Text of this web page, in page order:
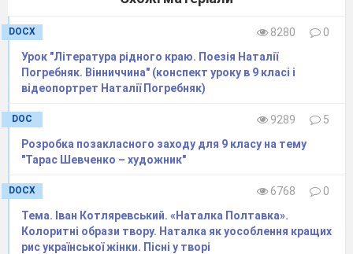
Епітет— образне означення, влучна
характеристика особи, предмета або явища,
яка підкреслює суттєву ознаку, дає ідейно-
емоційну оцінку.
Найбільш вживаніу Шевченка
словами:
Вітер
— сердитий, буйний, холодний, тихий,
святий, легкий, крилатий.
Дніпро— широкий, дужий, синій, ревучий,
DOCX 8280
0
Урок "Література рідного краю. Поезія Наталії
Погребняк. Вінниччина" (конспект уроку в 9 класі і
відеопортрет Наталії Погребняк)
DOC 9289
5
Розробка позакласного заходу для 9 класу на тему
"Тарас Шевченко – художник"
DOCX 6768
0
Тема. Іван Котляревський. «Наталка Полтавка».
Колоритні образи твору. Наталка як уособлення кращих
рис української жінки. Пісні у творі